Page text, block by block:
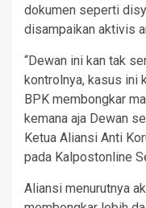
dokumen seperti
disampaikan aktivis
“Dewan ini kan tak
kontrolnya, kasus ini
BPK membongkar
kemana aja Dewan
Ketua Aliansi Anti
pada Kalpostonline
Aliansi menurutnya